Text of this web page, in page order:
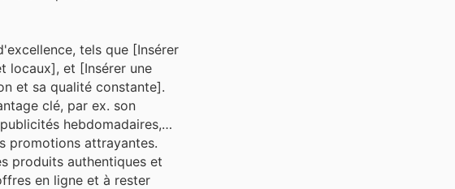
tels que [Insérer
locaux], et [Insérer une
et sa qualité constante].
clé, par ex. son
hebdomadaires,
promotions attrayantes.
produits authentiques et
en ligne et à rester